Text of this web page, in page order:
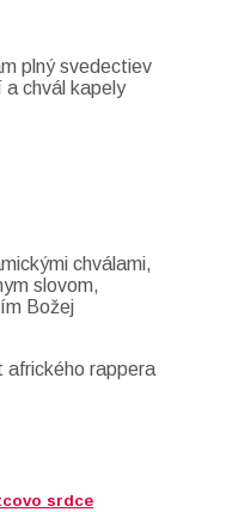
plný svedectiev
a chvál kapely
chválami,
slovom,
Božej
afrického rappera
srdce